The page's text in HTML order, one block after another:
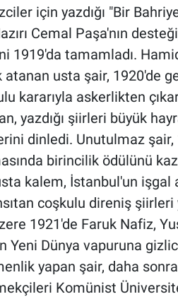
için yazdığı "Bir
Cemal Paşa'nın
1919'da tamamladı.
usta şair, 1920'de
kararıyla askerlikten
yazdığı şiirleri büyük
dinledi. Unutulmaz şair,
birincilik ödülünü
kalem, İstanbul'un işgal
coşkulu direniş şiirleri
1921'de Faruk Nafiz,
Yeni Dünya vapuruna
yapan şair, daha
Komünist